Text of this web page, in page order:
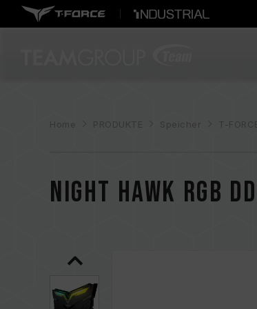
Home PRODUKTE Speicher T-FORCE
NIGHT HAWK RGB